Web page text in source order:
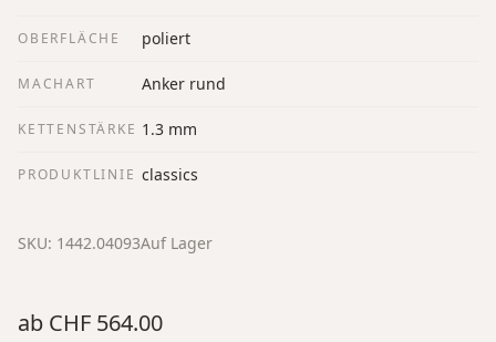
OBERFLÄCHE poliert
MACHART Anker rund
KETTENSTÄRKE 1.3 mm
PRODUKTLINIE classics
SKU: 1442.04093Auf Lager
ab CHF 564.00